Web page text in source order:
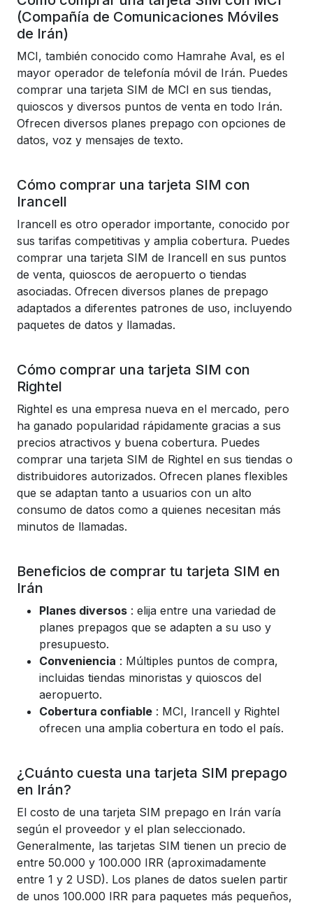
(Compañía de Comunicaciones Móviles
de Irán)
MCI, también conocido como Hamrahe Aval, es el
mayor operador de telefonía móvil de Irán. Puedes
comprar una tarjeta SIM de MCI en sus tiendas,
quioscos y diversos puntos de venta en todo Irán.
Ofrecen diversos planes prepago con opciones de
datos, voz y mensajes de texto.
Cómo comprar una tarjeta SIM con
Irancell
Irancell es otro operador importante, conocido por
sus tarifas competitivas y amplia cobertura. Puedes
comprar una tarjeta SIM de Irancell en sus puntos
de venta, quioscos de aeropuerto o tiendas
asociadas. Ofrecen diversos planes de prepago
adaptados a diferentes patrones de uso, incluyendo
paquetes de datos y llamadas.
Cómo comprar una tarjeta SIM con
Rightel
Rightel es una empresa nueva en el mercado, pero
ha ganado popularidad rápidamente gracias a sus
precios atractivos y buena cobertura. Puedes
comprar una tarjeta SIM de Rightel en sus tiendas o
distribuidores autorizados. Ofrecen planes flexibles
que se adaptan tanto a usuarios con un alto
consumo de datos como a quienes necesitan más
minutos de llamadas.
Beneficios de comprar tu tarjeta SIM en
Irán
Planes diversos : elija entre una variedad de
planes prepagos que se adapten a su uso y
presupuesto.
Conveniencia : Múltiples puntos de compra,
incluidas tiendas minoristas y quioscos del
aeropuerto.
Cobertura confiable : MCI, Irancell y Rightel
ofrecen una amplia cobertura en todo el país.
¿Cuánto cuesta una tarjeta SIM prepago
en Irán?
El costo de una tarjeta SIM prepago en Irán varía
según el proveedor y el plan seleccionado.
Generalmente, las tarjetas SIM tienen un precio de
entre 50.000 y 100.000 IRR (aproximadamente
entre 1 y 2 USD). Los planes de datos suelen partir
de unos 100.000 IRR para paquetes más pequeños,